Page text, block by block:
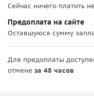
Сейчас ничего платить
Предоплата на сайте
Оставшуюся сумму
Для предоплаты
отмене за 48 часов